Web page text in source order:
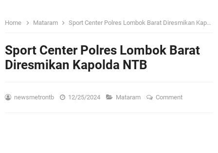
Home Mataram Sport Center Polres Lombok Barat Diresmikan Kapolda NTB
Sport Center Polres Lombok Barat
Diresmikan Kapolda NTB
newsmetrontb 12/25/2024 Mataram Comment